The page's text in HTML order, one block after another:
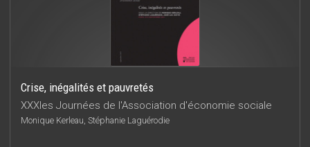
Crise, inégalités et pauvretés
XXXIes Journées de l'Association d'économie sociale
Monique Kerleau, Stéphanie Laguérodie